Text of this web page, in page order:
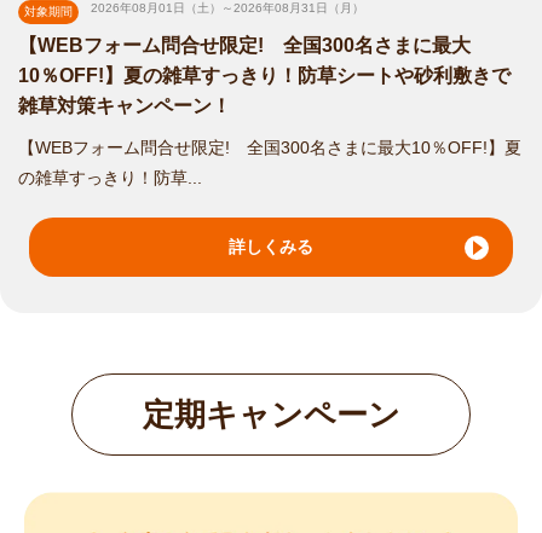
対象期間 2026年08月01日（土）～2026年08月31日（月）
【WEBフォーム問合せ限定! 全国300名さまに最大
10％OFF!】夏の雑草すっきり！防草シートや砂利敷きで
雑草対策キャンペーン！
【WEBフォーム問合せ限定! 全国300名さまに最大10％OFF!】夏
の雑草すっきり！防草...
詳しくみる
定期キャンペーン